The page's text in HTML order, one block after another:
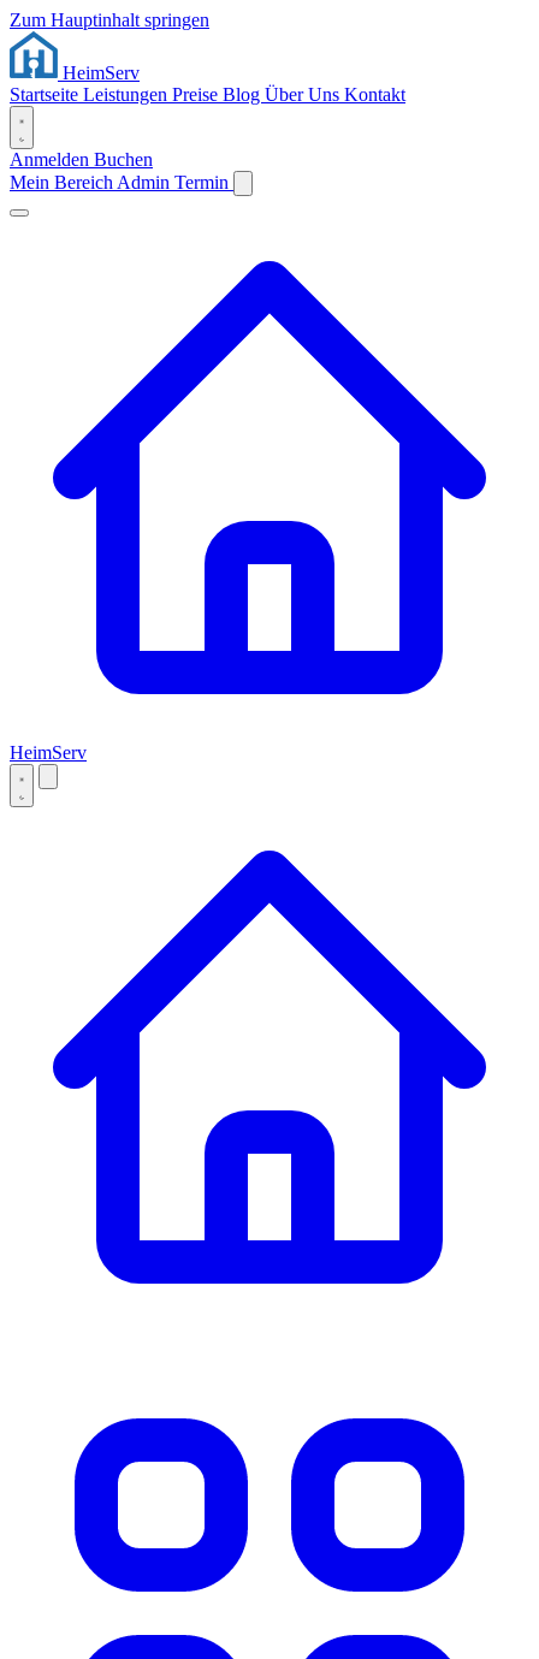
Zum Hauptinhalt springen
HeimServ
Startseite Leistungen Preise Blog Über Uns Kontakt
Anmelden Buchen
Mein Bereich Admin Termin
HeimServ